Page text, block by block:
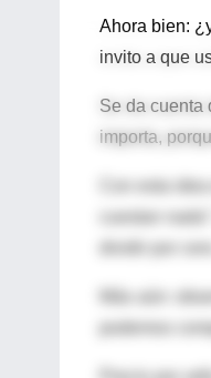
Ahora bien:
invito a que
Se da cuenta
importa,
cuestan
Más aún: